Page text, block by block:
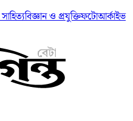
বিজ্ঞান ও প্রযুক্তিফটোআর্কাইভ